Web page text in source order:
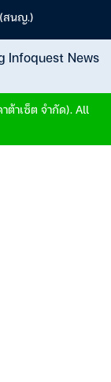
สนญ.)
Infoquest News
าเซ็ต จำกัด). All